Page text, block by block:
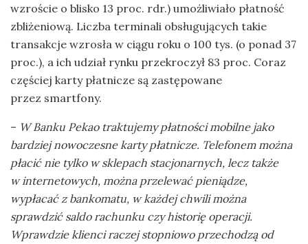
wzroście o blisko 13 proc. rdr.) umożliwiało płatność
zbliżeniową. Liczba terminali obsługujących takie
transakcje wzrosła w ciągu roku o 100 tys. (o ponad 37
proc.), a ich udział rynku przekroczył 83 proc. Coraz
częściej karty płatnicze są zastępowane
przez smartfony.
– W Banku Pekao traktujemy płatności mobilne jako
bardziej nowoczesne karty płatnicze. Telefonem można
płacić nie tylko w sklepach stacjonarnych, lecz także
w internetowych, można przelewać pieniądze,
wypłacać z bankomatu, w każdej chwili można
sprawdzić saldo rachunku czy historię operacji.
Wprawdzie klienci raczej stopniowo przechodzą od